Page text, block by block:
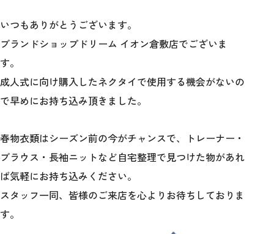
いつもありがとうございます。
ブランドショップドリーム イオン倉敷店でございま
す。
成人式に向け購入したネクタイで使用する機会がないの
で早めにお持ち込み頂きました。
春物衣類はシーズン前の今がチャンスで、トレーナー・
ブラウス・長袖ニットなど自宅整理で見つけた物があれ
ば気軽にお持ち込みください。
スタッフ一同、皆様のご来店を心よりお待ちしておりま
す。